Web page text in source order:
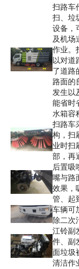
扫路车
扫、垃
设备，
及机场
作业。
以对道
了道路
路面的
发生以
能省时
水箱容
扫路车
构，扫
业时扫
部，再
后置吸
嘴与路
效果，
管、起
车辆可
除二次
江铃副
件、副
面垃圾
清洁作